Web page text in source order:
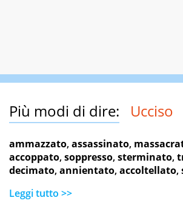
Più modi di dire: Ucciso
ammazzato,assassinato,
accoppato,soppresso,sterminato,
decimato,annientato,accoltellato,
Leggi tutto >>